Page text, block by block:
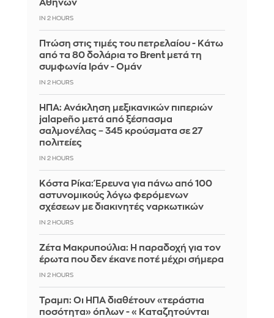
Αθηνών
IN 2 HOURS
Πτώση στις τιμές του πετρελαίου - Κάτω
από τα 80 δολάρια το Brent μετά τη
συμφωνία Ιράν - Ομάν
IN 2 HOURS
ΗΠΑ: Ανάκληση μεξικανικών πιπεριών
jalapeño μετά από ξέσπασμα
σαλμονέλας – 345 κρούσματα σε 27
πολιτείες
IN 2 HOURS
Κόστα Ρίκα: Έρευνα για πάνω από 100
αστυνομικούς λόγω φερόμενων
σχέσεων με διακινητές ναρκωτικών
IN 2 HOURS
Ζέτα Μακρυπούλια: Η παραδοχή για τον
έρωτα που δεν έκανε ποτέ μέχρι σήμερα
IN 2 HOURS
Τραμπ: Οι ΗΠΑ διαθέτουν «τεράστια
ποσότητα» όπλων - «Καταζητούνται